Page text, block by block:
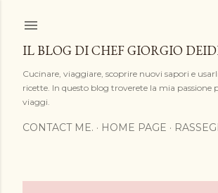
IL BLOG DI CHEF GIORGIO
Cucinare, viaggiare, scoprire nuovi sapori e
ricette. In questo blog troverete la mia passione
viaggi.
CONTACT ME. HOME PAGE